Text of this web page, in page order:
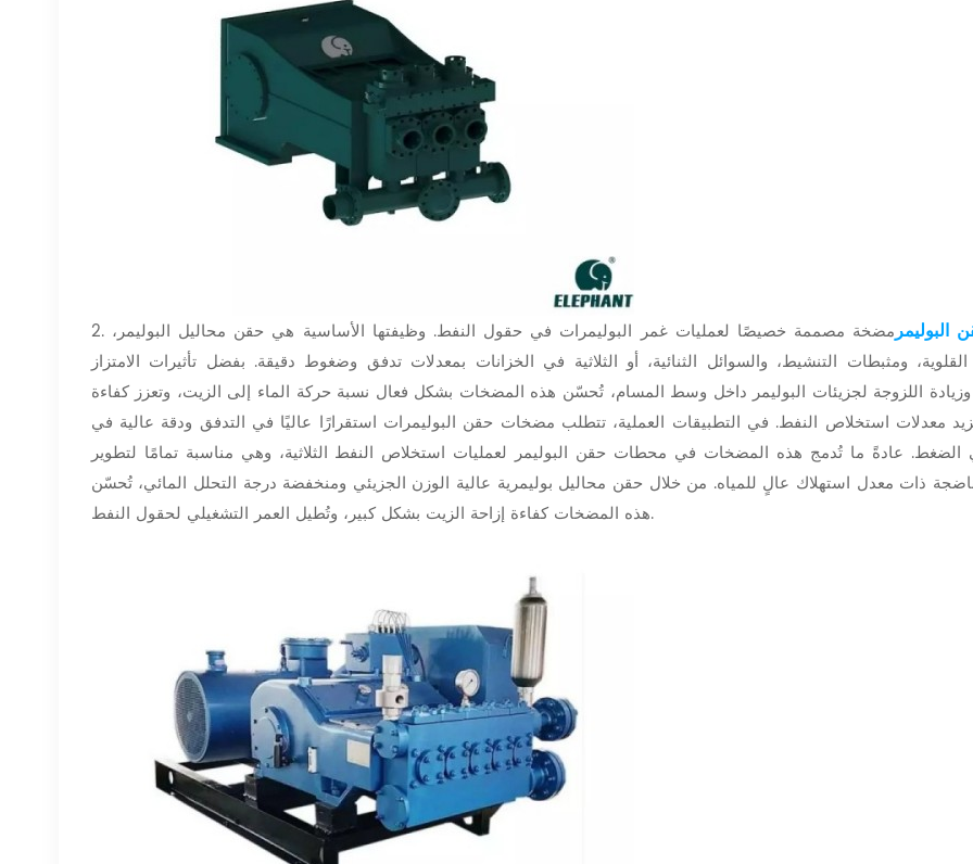
2. مضخة مصممة خصيصًا لعمليات غمر البوليمرات في حقول النفط. وظيفتها الأساسية هي حقن محاليل البوليمر،
القلوية، ومثبطات التنشيط، والسوائل الثنائية، أو الثلاثية في الخزانات بمعدلات تدفق وضغوط دقيقة. بفضل تأثيرات الامتزاز
وزيادة اللزوجة لجزيئات البوليمر داخل وسط المسام، تُحسّن هذه المضخات بشكل فعال نسبة حركة الماء إلى الزيت، وتعزز كفاءة
معدلات استخلاص النفط. في التطبيقات العملية، تتطلب مضخات حقن البوليمرات استقرارًا عاليًا في التدفق ودقة عالية في
الضغط. عادةً ما تُدمج هذه المضخات في محطات حقن البوليمر لعمليات استخلاص النفط الثلاثية، وهي مناسبة تمامًا لتطوير
ذات معدل استهلاك عالٍ للمياه. من خلال حقن محاليل بوليمرية عالية الوزن الجزيئي ومنخفضة درجة التحلل المائي، تُحسّن
هذه المضخات كفاءة إزاحة الزيت بشكل كبير، وتُطيل العمر التشغيلي لحقول النفط.